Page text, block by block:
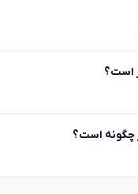
است؟
چگونه است؟